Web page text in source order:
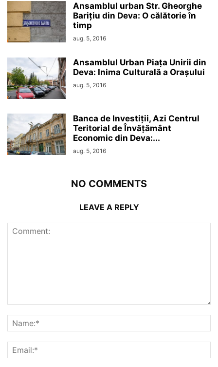
Ansamblul urban Str. Gheorghe
Barițiu din Deva: O călătorie în
timp
aug. 5, 2016
Ansamblul Urban Piața Unirii din
Deva: Inima Culturală a Orașului
aug. 5, 2016
Banca de Investiții, Azi Centrul
Teritorial de Învățământ
Economic din Deva:...
aug. 5, 2016
NO COMMENTS
LEAVE A REPLY